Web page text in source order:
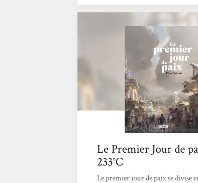
Le Premier Jour de
233°C
Le premier jour de paix se divise